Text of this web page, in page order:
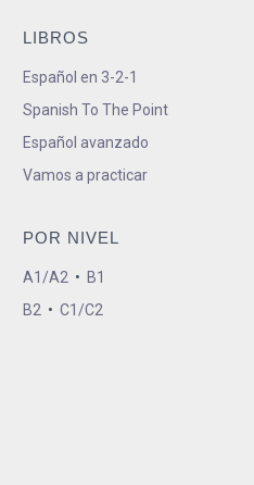
LIBROS
Español en 3-2-1
Spanish To The Point
Español avanzado
Vamos a practicar
POR NIVEL
A1/A2 • B1
B2 • C1/C2